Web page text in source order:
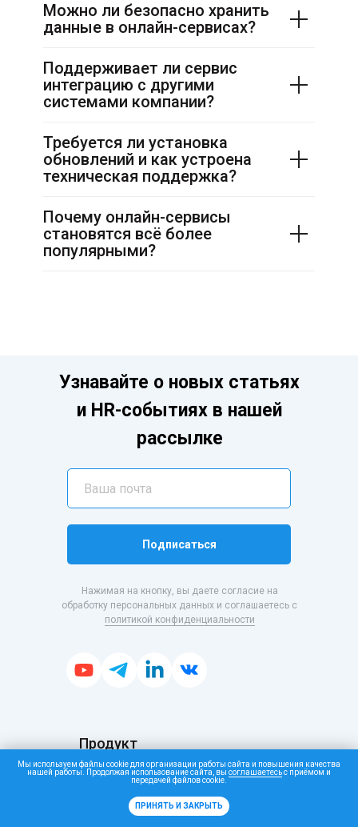
Можно ли безопасно хранить
данные в онлайн-сервисах?
Поддерживает ли сервис
интеграцию с другими
системами компании?
Требуется ли установка
обновлений и как устроена
техническая поддержка?
Почему онлайн-сервисы
становятся всё более
популярными?
Мы используем файлы cookie для организации работы сайта и повышения качества
нашей работы. Продолжая использование сайта, вы соглашаетесьс приёмом и
передачей файлов cookie.
ПРИНЯТЬ И ЗАКРЫТЬ
Подписаться
Нажимая на кнопку, вы даете согласие на
обработку персональных данных и соглашаетесь с
политикой конфиденциальности
Узнавайте о новых статьях
и HR-событиях в нашей
рассылке
Продукт
HR CRM
Executive search
Возможности
Интеграции